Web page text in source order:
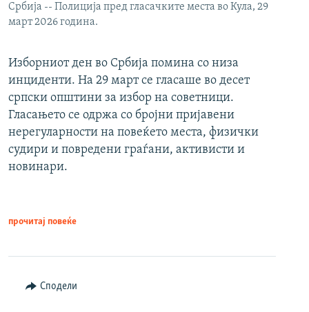
Србија -- Полиција пред гласачките места во Кула, 29
март 2026 година.
Изборниот ден во Србија помина со низа
инциденти. На 29 март се гласаше во десет
српски општини за избор на советници.
Гласањето се одржа со бројни пријавени
нерегуларности на повеќето места, физички
судири и повредени граѓани, активисти и
новинари.
прочитај повеќе
Сподели